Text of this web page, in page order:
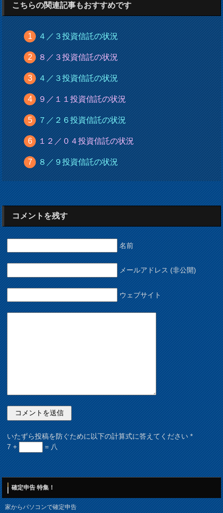
こちらの関連記事もおすすめです
４／３投資信託の状況
８／３投資信託の状況
４／３投資信託の状況
９／１１投資信託の状況
７／２６投資信託の状況
１２／０４投資信託の状況
８／９投資信託の状況
コメントを残す
名前
メールアドレス (非公開)
ウェブサイト
いたずら投稿を防ぐために以下の計算式に答えてください*
7 +
= 八
確定申告 特集！
家からパソコンで確定申告